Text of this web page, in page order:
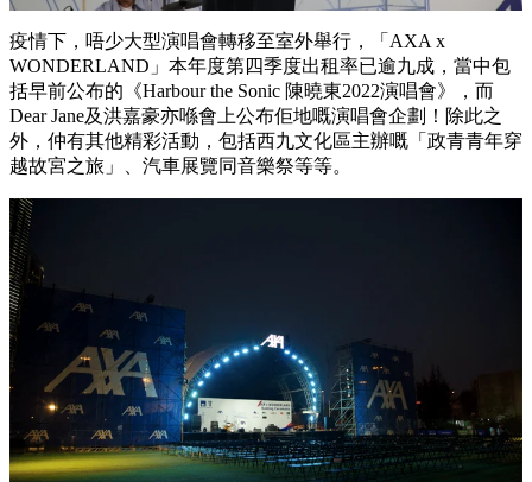
疫情下，唔少大型演唱會轉移至室外舉行，「AXA x
WONDERLAND」本年度第四季度出租率已逾九成，當中包
括早前公布的《Harbour the Sonic 陳曉東2022演唱會》，而
Dear Jane及洪嘉豪亦喺會上公布佢地嘅演唱會企劃！除此之
外，仲有其他精彩活動，包括西九文化區主辦嘅「政青青年穿
越故宮之旅」、汽車展覽同音樂祭等等。